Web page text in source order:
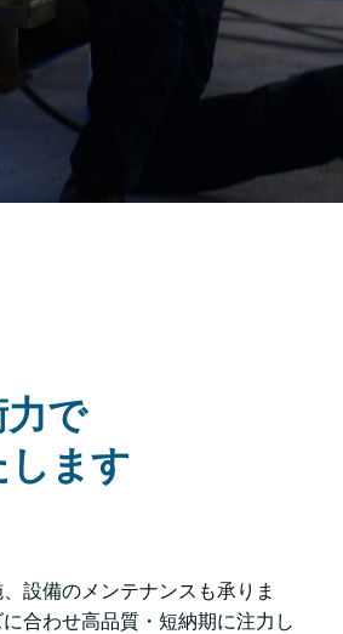
で
します
設備のメンテナンスも承りま
合わせ高品質・短納期に注力し